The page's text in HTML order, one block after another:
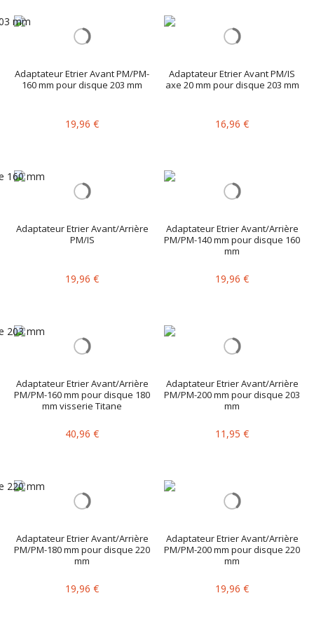
Adaptateur Etrier Avant PM/PM-
160 mm pour disque 203 mm
19,96 €
Adaptateur Etrier Avant PM/IS
axe 20 mm pour disque 203 mm
16,96 €
Adaptateur Etrier Avant/Arrière
PM/IS
19,96 €
Adaptateur Etrier Avant/Arrière
PM/PM-140 mm pour disque 160
mm
19,96 €
Adaptateur Etrier Avant/Arrière
PM/PM-160 mm pour disque 180
mm visserie Titane
40,96 €
Adaptateur Etrier Avant/Arrière
PM/PM-200 mm pour disque 203
mm
11,95 €
Adaptateur Etrier Avant/Arrière
PM/PM-180 mm pour disque 220
mm
19,96 €
Adaptateur Etrier Avant/Arrière
PM/PM-200 mm pour disque 220
mm
19,96 €